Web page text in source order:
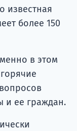
известная
более 150
в этом
и ее граждан.